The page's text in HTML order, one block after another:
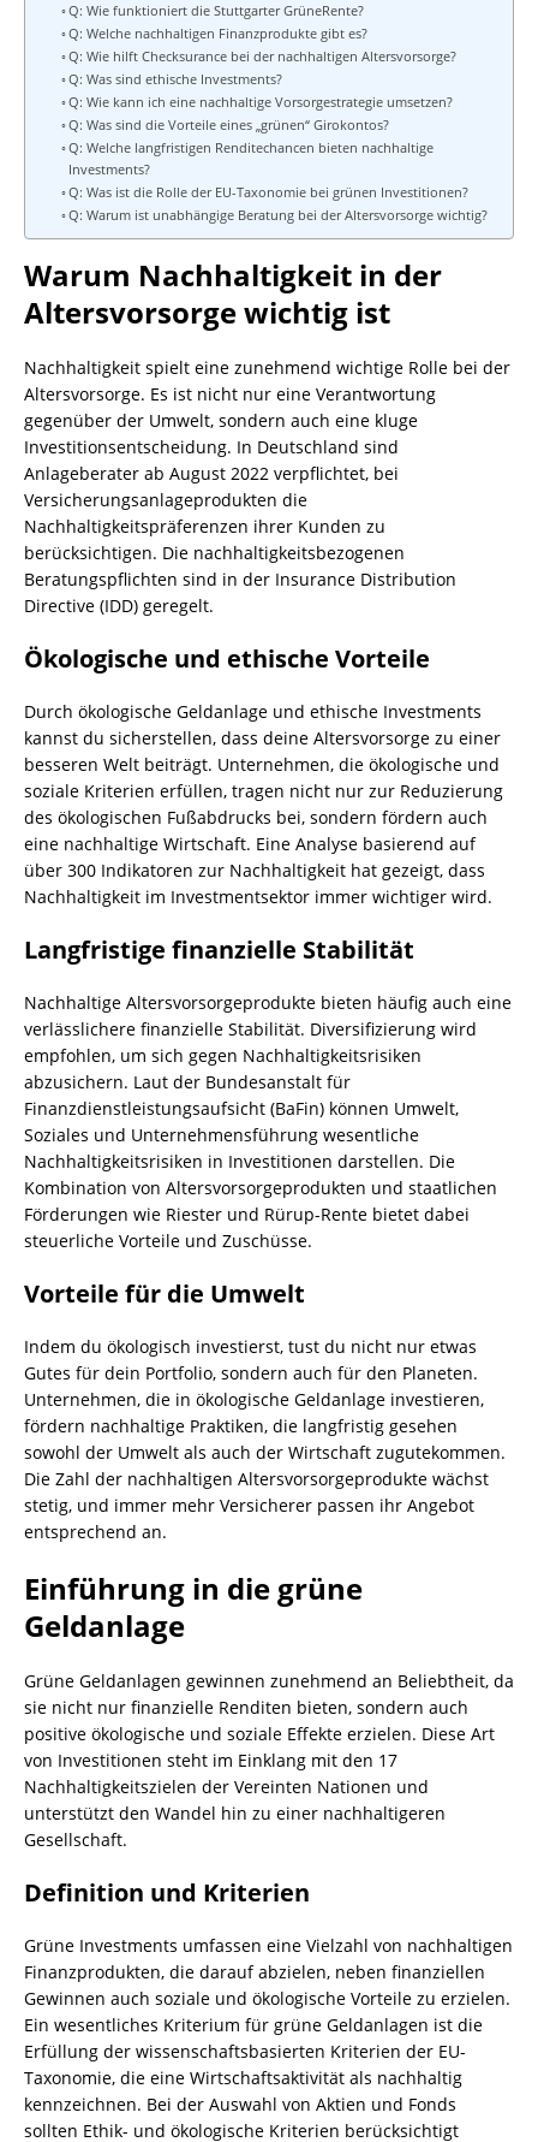
Q: Wie funktioniert die Stuttgarter GrüneRente?
Q: Welche nachhaltigen Finanzprodukte gibt es?
Q: Wie hilft Checksurance bei der nachhaltigen Altersvorsorge?
Q: Was sind ethische Investments?
Q: Wie kann ich eine nachhaltige Vorsorgestrategie umsetzen?
Q: Was sind die Vorteile eines „grünen“ Girokontos?
Q: Welche langfristigen Renditechancen bieten nachhaltige
Investments?
Q: Was ist die Rolle der EU-Taxonomie bei grünen Investitionen?
Q: Warum ist unabhängige Beratung bei der Altersvorsorge wichtig?
Warum Nachhaltigkeit in der
Altersvorsorge wichtig ist
Nachhaltigkeit spielt eine zunehmend wichtige Rolle bei der
Altersvorsorge. Es ist nicht nur eine Verantwortung
gegenüber der Umwelt, sondern auch eine kluge
Investitionsentscheidung. In Deutschland sind
Anlageberater ab August 2022 verpflichtet, bei
Versicherungsanlageprodukten die
Nachhaltigkeitspräferenzen ihrer Kunden zu
berücksichtigen. Die nachhaltigkeitsbezogenen
Beratungspflichten sind in der Insurance Distribution
Directive (IDD) geregelt.
Ökologische und ethische Vorteile
Durch ökologische Geldanlage und ethische Investments
kannst du sicherstellen, dass deine Altersvorsorge zu einer
besseren Welt beiträgt. Unternehmen, die ökologische und
soziale Kriterien erfüllen, tragen nicht nur zur Reduzierung
des ökologischen Fußabdrucks bei, sondern fördern auch
eine nachhaltige Wirtschaft. Eine Analyse basierend auf
über 300 Indikatoren zur Nachhaltigkeit hat gezeigt, dass
Nachhaltigkeit im Investmentsektor immer wichtiger wird.
Langfristige finanzielle Stabilität
Nachhaltige Altersvorsorgeprodukte bieten häufig auch eine
verlässlichere finanzielle Stabilität. Diversifizierung wird
empfohlen, um sich gegen Nachhaltigkeitsrisiken
abzusichern. Laut der Bundesanstalt für
Finanzdienstleistungsaufsicht (BaFin) können Umwelt,
Soziales und Unternehmensführung wesentliche
Nachhaltigkeitsrisiken in Investitionen darstellen. Die
Kombination von Altersvorsorgeprodukten und staatlichen
Förderungen wie Riester und Rürup-Rente bietet dabei
steuerliche Vorteile und Zuschüsse.
Vorteile für die Umwelt
Indem du ökologisch investierst, tust du nicht nur etwas
Gutes für dein Portfolio, sondern auch für den Planeten.
Unternehmen, die in ökologische Geldanlage investieren,
fördern nachhaltige Praktiken, die langfristig gesehen
sowohl der Umwelt als auch der Wirtschaft zugutekommen.
Die Zahl der nachhaltigen Altersvorsorgeprodukte wächst
stetig, und immer mehr Versicherer passen ihr Angebot
entsprechend an.
Einführung in die grüne
Geldanlage
Grüne Geldanlagen gewinnen zunehmend an Beliebtheit, da
sie nicht nur finanzielle Renditen bieten, sondern auch
positive ökologische und soziale Effekte erzielen. Diese Art
von Investitionen steht im Einklang mit den 17
Nachhaltigkeitszielen der Vereinten Nationen und
unterstützt den Wandel hin zu einer nachhaltigeren
Gesellschaft.
Definition und Kriterien
Grüne Investments umfassen eine Vielzahl von nachhaltigen
Finanzprodukten, die darauf abzielen, neben finanziellen
Gewinnen auch soziale und ökologische Vorteile zu erzielen.
Ein wesentliches Kriterium für grüne Geldanlagen ist die
Erfüllung der wissenschaftsbasierten Kriterien der EU-
Taxonomie, die eine Wirtschaftsaktivität als nachhaltig
kennzeichnen. Bei der Auswahl von Aktien und Fonds
sollten Ethik- und ökologische Kriterien berücksichtigt